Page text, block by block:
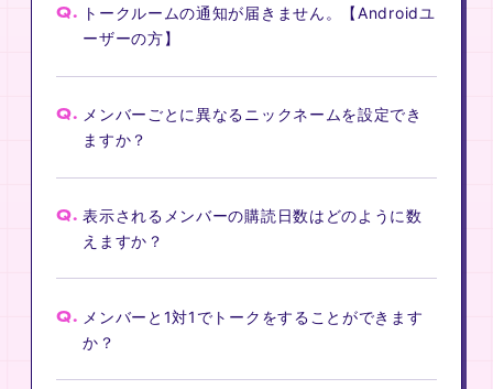
Q. トークルームの通知が届きません。【Androidユ
ーザーの方】
Q. メンバーごとに異なるニックネームを設定でき
ますか？
Q. 表示されるメンバーの購読日数はどのように数
えますか？
Q. メンバーと1対1でトークをすることができます
か？